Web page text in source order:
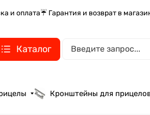
и оплата☔ Гарантия и возврат в
Каталог
Кронштейны для